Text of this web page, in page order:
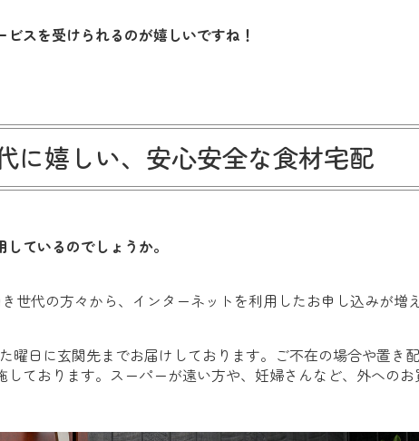
スを受けられるのが嬉しいですね！
に嬉しい、安心安全な食材宅配
ているのでしょうか。
世代の方々から、インターネットを利用したお申し込みが増
曜日に玄関先までお届けしております。ご不在の場合や置き
ております。スーパーが遠い方や、妊婦さんなど、外へのお